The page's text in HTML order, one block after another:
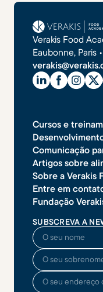
Verakis Food
Eaubonne, Paris
Cursos e
Comunicação
Artigos sobre
Sobre a Verakis
Entre em
Fundação
SUBSCREVA A
O seu nome
O seu sobrenome
O seu endereço